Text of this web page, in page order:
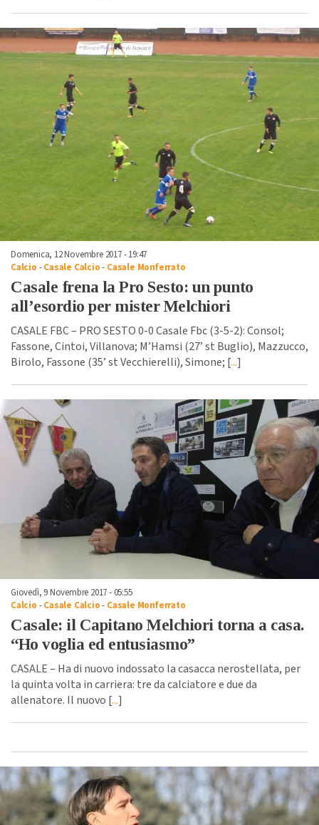
Domenica, 12 Novembre 2017 - 19:47
Calcio -Casale Calcio- Casale Monferrato
Casale frena la Pro Sesto: un punto
all’esordio per mister Melchiori
CASALE FBC – PRO SESTO 0-0 Casale Fbc (3-5-2): Consol;
Fassone, Cintoi, Villanova; M’Hamsi (27’ st Buglio), Mazzucco,
Birolo, Fassone (35’ st Vecchierelli), Simone; [...]
Giovedì, 9 Novembre 2017 - 05:55
Calcio -Casale Calcio- Casale Monferrato
Casale: il Capitano Melchiori torna a casa.
“Ho voglia ed entusiasmo”
CASALE – Ha di nuovo indossato la casacca nerostellata, per
la quinta volta in carriera: tre da calciatore e due da
allenatore. Il nuovo [...]